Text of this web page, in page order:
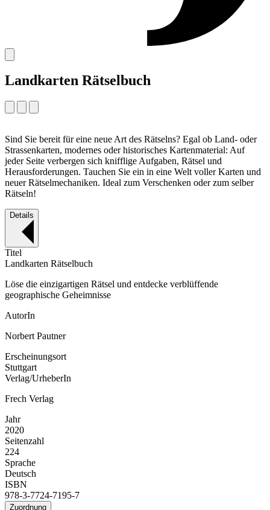
Landkarten Rätselbuch
Sind Sie bereit für eine neue Art des Rätselns? Egal ob Land- oder
Strassenkarten, modernes oder historisches Kartenmaterial: Auf
jeder Seite verbergen sich knifflige Aufgaben, Rätsel und
Herausforderungen. Tauchen Sie ein in eine Welt voller Karten und
neuer Rätselmechaniken. Ideal zum Verschenken oder zum selber
Rätseln!
Details
Titel
Landkarten Rätselbuch
Löse die einzigartigen Rätsel und entdecke verblüffende
geographische Geheimnisse
AutorIn
Norbert Pautner
Erscheinungsort
Stuttgart
Verlag/UrheberIn
Frech Verlag
Jahr
2020
Seitenzahl
224
Sprache
Deutsch
ISBN
978-3-7724-7195-7
Zuordnung